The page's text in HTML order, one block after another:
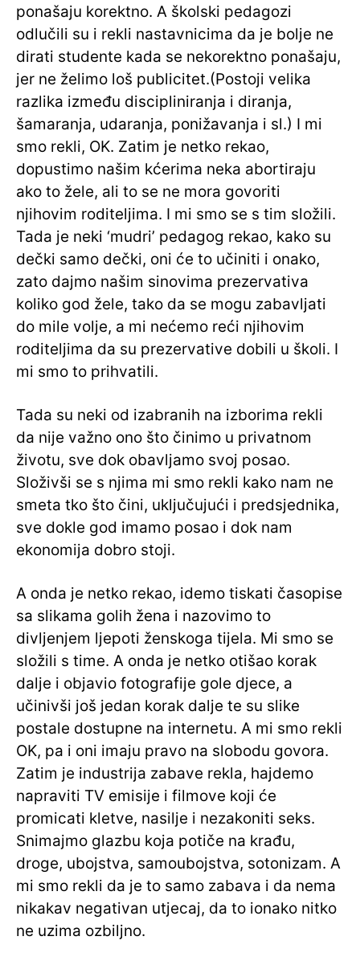
ponašaju korektno. A školski pedagozi
odlučili su i rekli nastavnicima da je bolje ne
dirati studente kada se nekorektno ponašaju,
jer ne želimo loš publicitet.(Postoji velika
razlika između discipliniranja i diranja,
šamaranja, udaranja, ponižavanja i sl.) I mi
smo rekli, OK. Zatim je netko rekao,
dopustimo našim kćerima neka abortiraju
ako to žele, ali to se ne mora govoriti
njihovim roditeljima. I mi smo se s tim složili.
Tada je neki ‘mudri’ pedagog rekao, kako su
dečki samo dečki, oni će to učiniti i onako,
zato dajmo našim sinovima prezervativa
koliko god žele, tako da se mogu zabavljati
do mile volje, a mi nećemo reći njihovim
roditeljima da su prezervative dobili u školi. I
mi smo to prihvatili.
Tada su neki od izabranih na izborima rekli
da nije važno ono što činimo u privatnom
životu, sve dok obavljamo svoj ​​posao.
Složivši se s njima mi smo rekli kako nam ne
smeta tko što čini, uključujući i predsjednika,
sve dokle god imamo posao i dok nam
ekonomija dobro stoji.
A onda je netko rekao, idemo tiskati časopise
sa slikama golih žena i nazovimo to
divljenjem ljepoti ženskoga tijela. Mi smo se
složili s time. A onda je netko otišao korak
dalje i objavio fotografije gole djece, a
učinivši još jedan korak dalje te su slike
postale dostupne na internetu. A mi smo rekli
OK, pa i oni imaju pravo na slobodu govora.
Zatim je industrija zabave rekla, hajdemo
napraviti TV emisije i filmove koji će
promicati kletve, nasilje i nezakoniti seks.
Snimajmo glazbu koja potiče na krađu,
droge, ubojstva, samoubojstva, sotonizam. A
mi smo rekli da je to samo zabava i da nema
nikakav negativan utjecaj, da to ionako nitko
ne uzima ozbiljno.